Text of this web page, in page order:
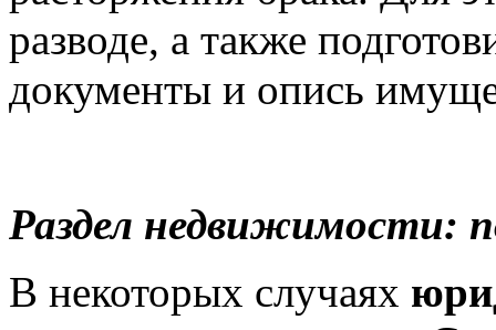
разводе, а также
документы и опись
Раздел недвижимости:
В некоторых случаях